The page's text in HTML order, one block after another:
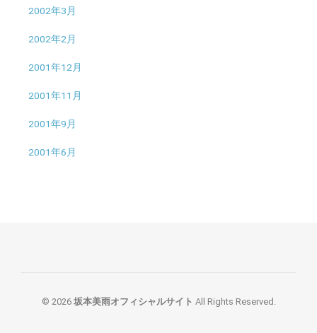
2002年3月
2002年2月
2001年12月
2001年11月
2001年9月
2001年6月
© 2026 坂本美雨オフィシャルサイト All Rights Reserved.